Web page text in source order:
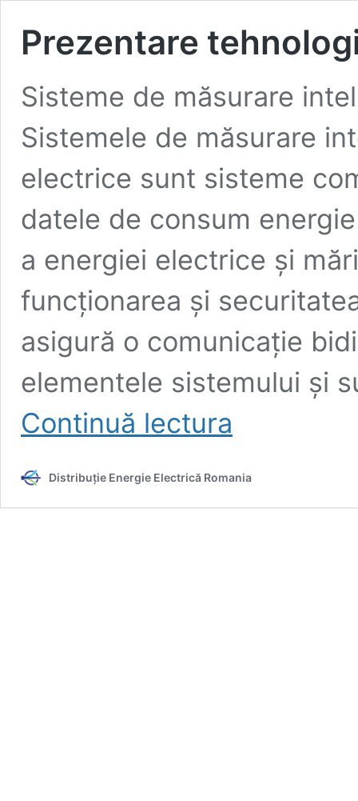
Prezentare
Sisteme de măsurare
Sistemele de măsurare
electrice sunt sisteme
datele de consum
a energiei electrice și
funcționarea și
asigură o comunicație
elementele sistemului și
Continuă lectura
SMI
Distribuție Energie Electrică Romania